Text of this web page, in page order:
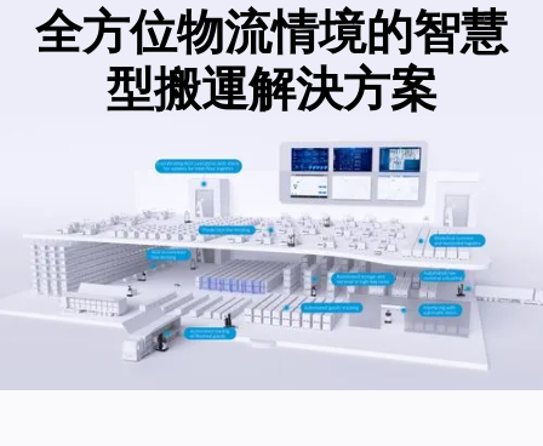
全方位物流情境的智慧
型搬運解決方案